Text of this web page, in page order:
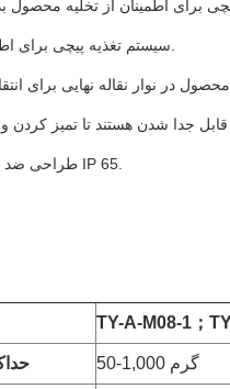
7. طراحی ضد گرد و غبار و ضد آب IP 65.
TY-A-M08-1 ；
50-1,000 گرم